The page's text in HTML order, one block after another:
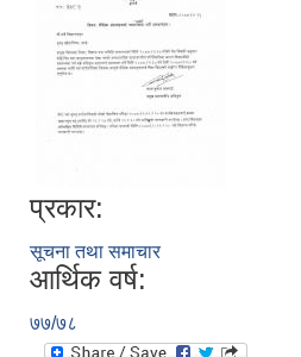
प्रकार:
सूचना तथा समाचार
आर्थिक वर्ष:
७७/७८